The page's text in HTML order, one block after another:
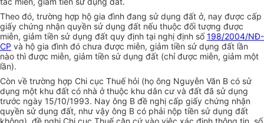
Theo đó, trường hợp hộ gia đình đang sử dụng đất ở, nay được cấp
giấy chứng nhận quyền sử dụng đất nếu thuộc đối tượng được
miễn, giảm tiền sử dụng đất quy định tại nghị định số198/2004/NĐ-
CP và hộ gia đình đó chưa được miễn, giảm tiền sử dụng đất lần
nào thì được miễn, giảm tiền sử dụng đất (chỉ được miễn, giảm một
lần).
Còn về trường hợp Chi cục Thuế hỏi (họ ông Nguyễn Văn B có sử
dụng một khu đất có nhà ở thuộc khu dân cư và đất đã sử dụng
trước ngày 15/10/1993. Nay ông B đề nghị cấp giấy chứng nhận
quyền sử dụng đất, như vậy ông B có phải nộp tiền sử dụng đất